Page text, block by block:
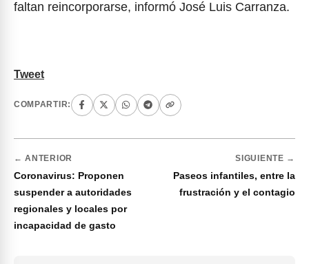
faltan reincorporarse, informó José Luis Carranza.
Tweet
COMPARTIR:
← ANTERIOR
Coronavirus: Proponen
suspender a autoridades
regionales y locales por
incapacidad de gasto
SIGUIENTE →
Paseos infantiles, entre la
frustración y el contagio